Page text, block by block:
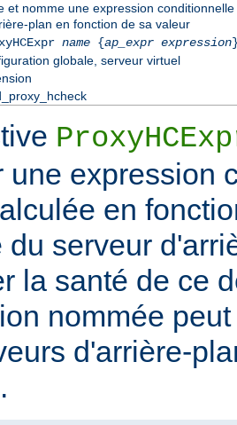
et nomme une expression
plan en fonction de sa valeur
name{ap_expr expression
globale, serveur virtuel
une expression
en
du serveur
la santé de ce
nommée
d'arrière-
.